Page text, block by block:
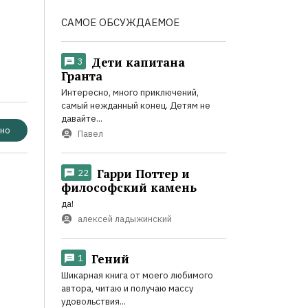
САМОЕ ОБСУЖДАЕМОЕ
3
Дети капитана
Гранта
Интересно, много приключений,
самый нежданный конец. Детям не
давайте...
Павел
22
Гарри Поттер и
философский камень
да!
алексей ладыжинский
1 Гений
Шикарная книга от моего любимого
автора, читаю и получаю массу
удовольствия...